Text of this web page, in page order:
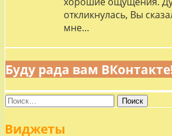
откликнулась, Вы
мне…
Буду рада вам
Найти:
Виджеты